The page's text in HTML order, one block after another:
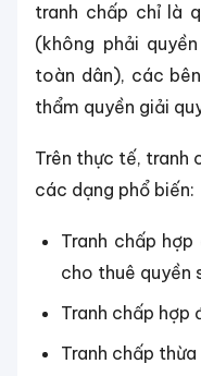
tranh chấp chỉ là
(không phải
toàn dân), các
thẩm quyền giải
Trên thực tế, tranh
các dạng phổ biến:
Tranh chấp
cho thuê quyền
Tranh chấp hợp
Tranh chấp